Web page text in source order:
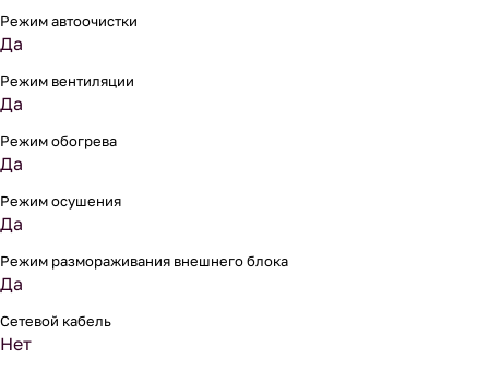
Режим автоочистки
Да
Режим вентиляции
Да
Режим обогрева
Да
Режим осушения
Да
Режим размораживания внешнего блока
Да
Сетевой кабель
Нет